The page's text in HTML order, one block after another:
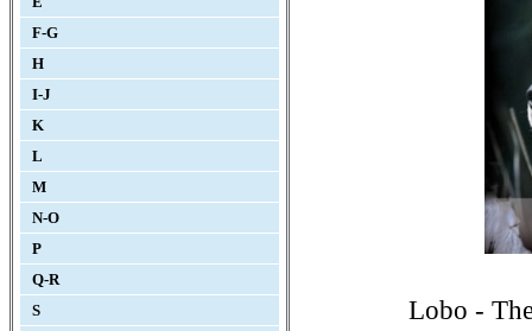
F-G
H
I-J
K
L
M
N-O
P
Q-R
S
Lobo -